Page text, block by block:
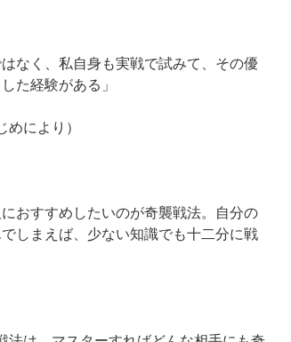
なく、私自身も実戦で試みて、その優
た経験がある」
めにより）
おすすめしたいのが奇襲戦法。自分の
しまえば、少ない知識でも十二分に戦